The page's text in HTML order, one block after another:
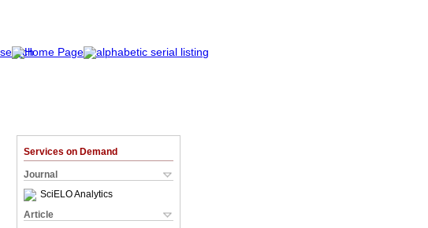
Services on Demand
Journal
SciELO Analytics
Article